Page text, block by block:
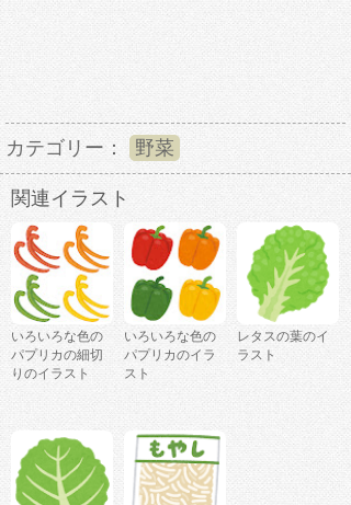
カテゴリー： 野菜
関連イラスト
いろいろな色の
パプリカの細切
りのイラスト
いろいろな色の
パプリカのイラ
スト
レタスの葉のイ
ラスト